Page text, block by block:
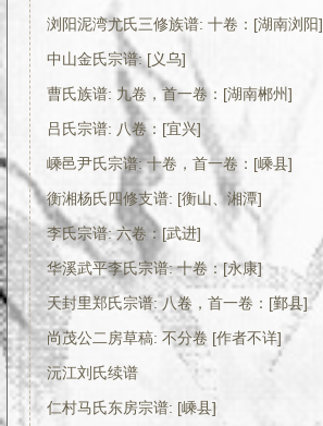
浏阳泥湾尤氏三修族谱: 十卷：[湖南浏阳]
中山金氏宗谱: [义乌]
曹氏族谱: 九卷，首一卷：[湖南郴州]
吕氏宗谱: 八卷：[宜兴]
嵊邑尹氏宗谱: 十卷，首一卷：[嵊县]
衡湘杨氏四修支谱: [衡山、湘潭]
李氏宗谱: 六卷：[武进]
华溪武平李氏宗谱: 十卷：[永康]
天封里郑氏宗谱: 八卷，首一卷：[鄞县]
尚茂公二房草稿: 不分卷 [作者不详]
沅江刘氏续谱
仁村马氏东房宗谱: [嵊县]